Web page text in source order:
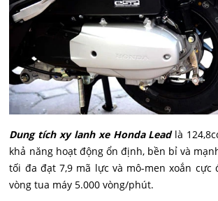
Dung tích xy lanh xe Honda Leadlà
khả năng hoạt động ổn định, bền bỉ và
tối đa đạt 7,9 mã lực và mô-men xoắn cực
vòng tua máy 5.000 vòng/phút.